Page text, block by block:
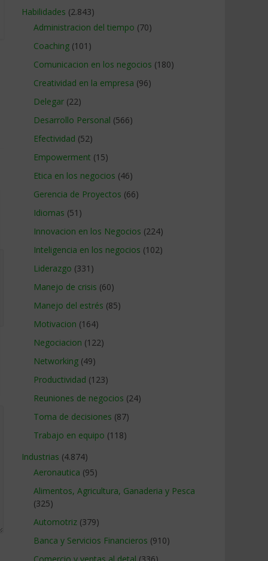
Habilidades (2.843)
Administracion del tiempo (70)
Coaching (101)
Comunicacion en los negocios (180)
Creatividad en la empresa (96)
Delegar (22)
Desarrollo Personal (566)
Efectividad (52)
Empowerment (15)
Etica en los negocios (46)
Gerencia de Proyectos (66)
Idiomas (51)
Innovacion en los Negocios (224)
Inteligencia en los negocios (102)
Liderazgo (331)
Manejo de crisis (60)
Manejo del estrés (85)
Motivacion (164)
Negociacion (122)
Networking (49)
Productividad (123)
Reuniones de negocios (24)
Toma de decisiones (87)
Trabajo en equipo (118)
Industrias (4.874)
Aeronautica (95)
Alimentos, Agricultura, Ganaderia y Pesca
(325)
Automotriz (379)
Banca y Servicios Financieros (910)